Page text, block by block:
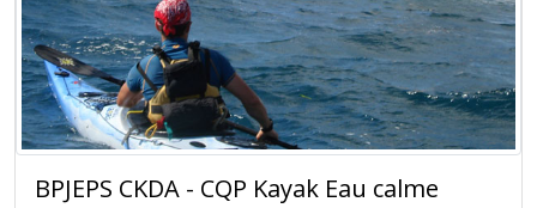
BPJEPS CKDA - CQP Kayak Eau calme